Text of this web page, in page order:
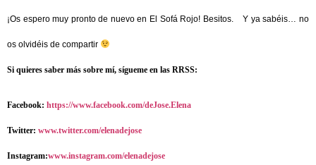
¡Os espero muy pronto de nuevo en El Sofá Rojo! Besitos. Y ya sabéis… no
os olvidéis de compartir
Si quieres saber más sobre mí, sígueme en las RRSS:
Facebook: https://www.facebook.com/deJose.Elena
Twitter: www.twitter.com/elenadejose
Instagram:www.instagram.com/elenadejose